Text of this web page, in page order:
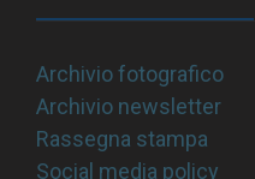
Archivio fotografico
Archivio newsletter
Rassegna stampa
Social media policy